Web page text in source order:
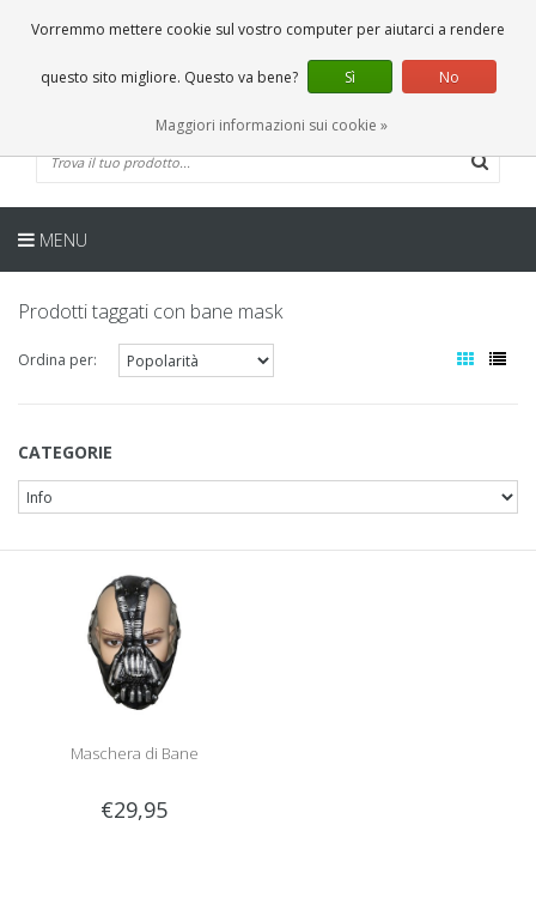
0 Articoli
IT
MENU
Prodotti taggati con bane mask
Ordina per:
CATEGORIE
Maschera di Bane
€29,95
Vorremmo mettere cookie sul vostro computer per aiutarci a rendere
questo sito migliore. Questo va bene? Sì No
Maggiori informazioni sui cookie »